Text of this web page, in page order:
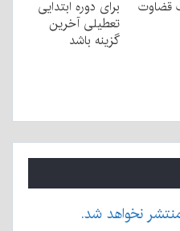
قضاوت
برای دوره ابتدایی
تعطیلی آخرین
گزینه باشد
نخواهد شد.